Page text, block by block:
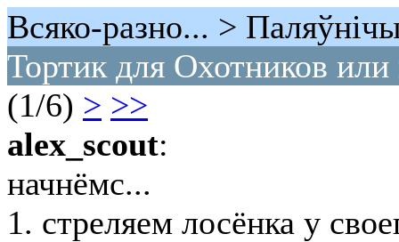
Всяко-разно... >
Тортик для Охотников
(1/6) > >>
alex_scout:
начнёмс...
1. стреляем лосёнка у